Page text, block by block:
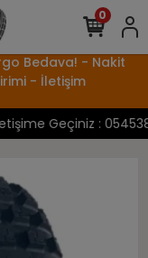
Bedava! - Nakit
- İletişim
Geçiniz :
0